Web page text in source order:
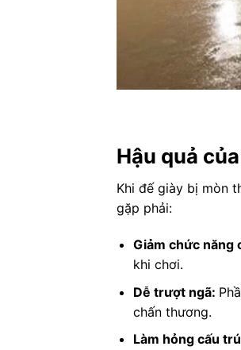
Hậu quả
Khi đế giày bị mòn
gặp phải:
Giảm chức năng
khi chơi.
Dễ trượt ngã:
chấn thương.
Làm hỏng cấu